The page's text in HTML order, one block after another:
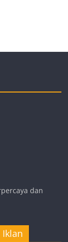
dan
Iklan